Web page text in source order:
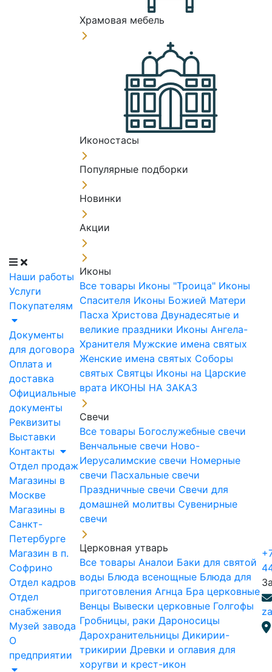
Наши работы
Услуги
Покупателям
Документы
для договора
Оплата и
доставка
Официальные
документы
Реквизиты
Выставки
Контакты
Отдел продаж
Магазины в
Москве
Магазины в
Санкт-
Петербурге
Магазин в п.
Софрино
Отдел кадров
Отдел
снабжения
Музей завода
О
предприятии
Храмовая мебель
Иконостасы
Популярные подборки
Новинки
Акции
Иконы
Все товары Иконы "Троица" Иконы
Спасителя Иконы Божией Матери
Пасха Христова Двунадесятые и
великие праздники Иконы Ангела-
Хранителя Мужские имена святых
Женские имена святых Соборы
святых Святцы Иконы на Царские
врата ИКОНЫ НА ЗАКАЗ
Свечи
Все товары Богослужебные свечи
Венчальные свечи Ново-
Иерусалимские свечи Номерные
свечи Пасхальные свечи
Праздничные свечи Свечи для
домашней молитвы Сувенирные
свечи
Церковная утварь
Все товары Аналои Баки для святой
воды Блюда всенощные Блюда для
приготовления Агнца Бра церковные
Венцы Вывески церковные Голгофы
Гробницы, раки Дароносицы
Дарохранительницы Дикирии-
трикирии Древки и оглавия для
хоругви и крест-икон